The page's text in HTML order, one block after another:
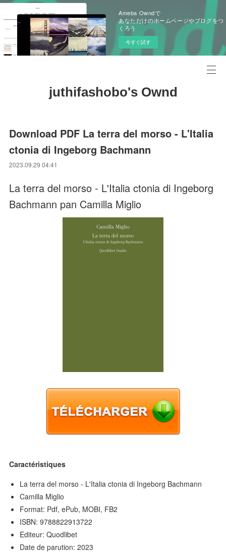
Ameba Owndで
あなただけのホームページやブログをつ
くろう
今すぐ試す
juthifashobo's Ownd
Download PDF La terra del morso - L'Italia
ctonia di Ingeborg Bachmann
2023.09.29 04:41
La terra del morso - L'Italia ctonia di Ingeborg
Bachmann pan Camilla Miglio
Caractéristiques
La terra del morso - L'Italia ctonia di Ingeborg Bachmann
Camilla Miglio
Format: Pdf, ePub, MOBI, FB2
ISBN: 9788822913722
Editeur: Quodlibet
Date de parution: 2023